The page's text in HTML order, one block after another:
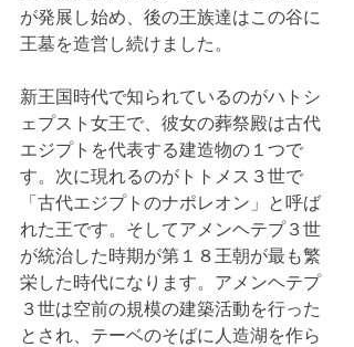
が発展し始め、後の王族達はこの谷に
王墓を造営し続けました。
新王国時代で知られているのがハトシ
ェプスト女王で、彼女の葬祭殿は古代
エジプトを代表する建造物の１つで
す。次に現れるのがトトメス３世で
「古代エジプトのナポレオン」と呼ば
れた王です。そしてアメンヘテプ３世
が統治した時期が第１８王朝が最も繁
栄した時代になります。アメンヘテプ
３世は空前の規模の建築活動を行った
とされ、テーベのそばに人造湖を作ら